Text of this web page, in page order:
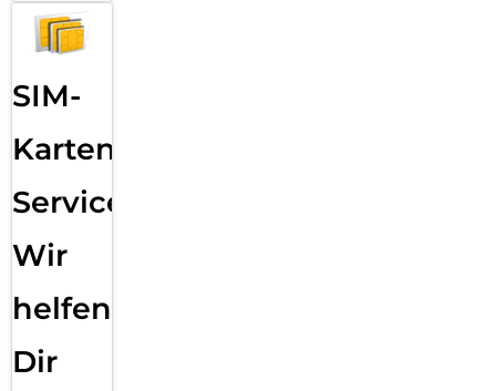
SIM-
Karten
Service:
Wir
helfen
Dir